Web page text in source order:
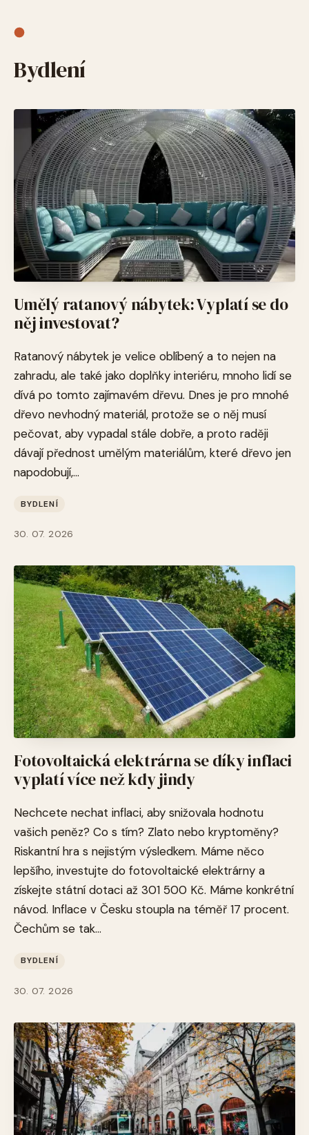
Bydlení
Umělý ratanový nábytek: Vyplatí se do
něj investovat?
Ratanový nábytek je velice oblíbený a to nejen na
zahradu, ale také jako doplňky interiéru, mnoho lidí se
dívá po tomto zajímavém dřevu. Dnes je pro mnohé
dřevo nevhodný materiál, protože se o něj musí
pečovat, aby vypadal stále dobře, a proto raději
dávají přednost umělým materiálům, které dřevo jen
napodobují,...
BYDLENÍ
30. 07. 2026
Fotovoltaická elektrárna se díky inflaci
vyplatí více než kdy jindy
Nechcete nechat inflaci, aby snižovala hodnotu
vašich peněz? Co s tím? Zlato nebo kryptoměny?
Riskantní hra s nejistým výsledkem. Máme něco
lepšího, investujte do fotovoltaické elektrárny a
získejte státní dotaci až 301 500 Kč. Máme konkrétní
návod. Inflace v Česku stoupla na téměř 17 procent.
Čechům se tak...
BYDLENÍ
30. 07. 2026